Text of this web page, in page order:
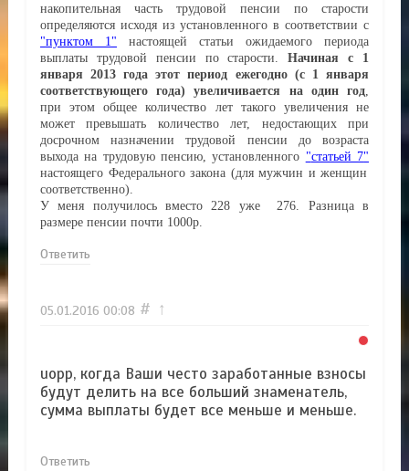
накопительная часть трудовой пенсии по старости
определяются исходя из установленного в соответствии с
пунктом 1
настоящей статьи ожидаемого периода
выплаты трудовой пенсии по старости.Начиная с 1
января 2013 года этот период ежегодно (с 1 января
соответствующего года) увеличивается на один год
при этом общее количество лет такого увеличения не
может превышать количество лет, недостающих при
досрочном назначении трудовой пенсии до возраста
выхода на трудовую пенсию, установленного
статьей 7
настоящего Федерального закона (для мужчин и женщин
соответственно).
У меня получилось вместо 228 уже 276. Разница в
размере пенсии почти 1000р.
Ответить
05.01.2016 00:08 # ↑
uopp, когда Ваши често заработанные взносы
будут делить на все больший знаменатель,
сумма выплаты будет все меньше и меньше.
Ответить